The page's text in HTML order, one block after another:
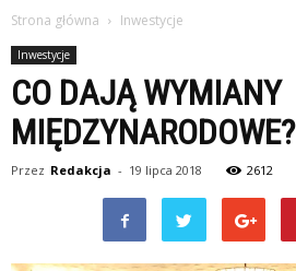
Strona główna Inwestycje
Inwestycje
CO DAJĄ WYMIANY
MIĘDZYNARODOWE?
Przez Redakcja - 19 lipca 2018 2612